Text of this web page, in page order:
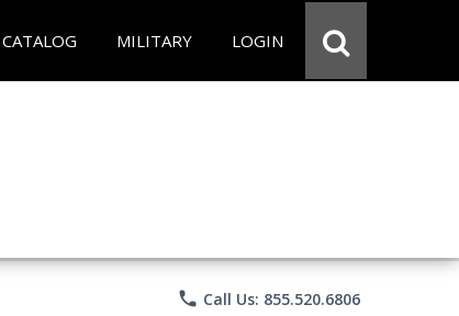
CATALOG MILITARY LOGIN
phone Call Us: 855.520.6806